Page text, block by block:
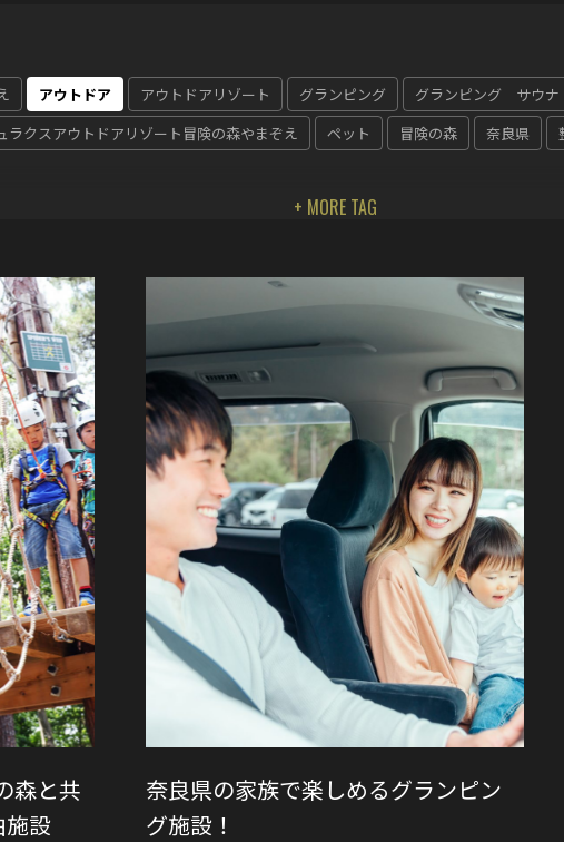
アウトドア アウトドアリゾート グランピング グランピング サウナ
ラクスアウトドアリゾート冒険の森やまぞえ ペット 冒険の森 奈良県
森と共
施設
奈良県の家族で楽しめるグランピン
グ施設！